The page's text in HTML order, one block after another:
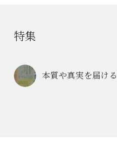
特集
本質や真実を届け